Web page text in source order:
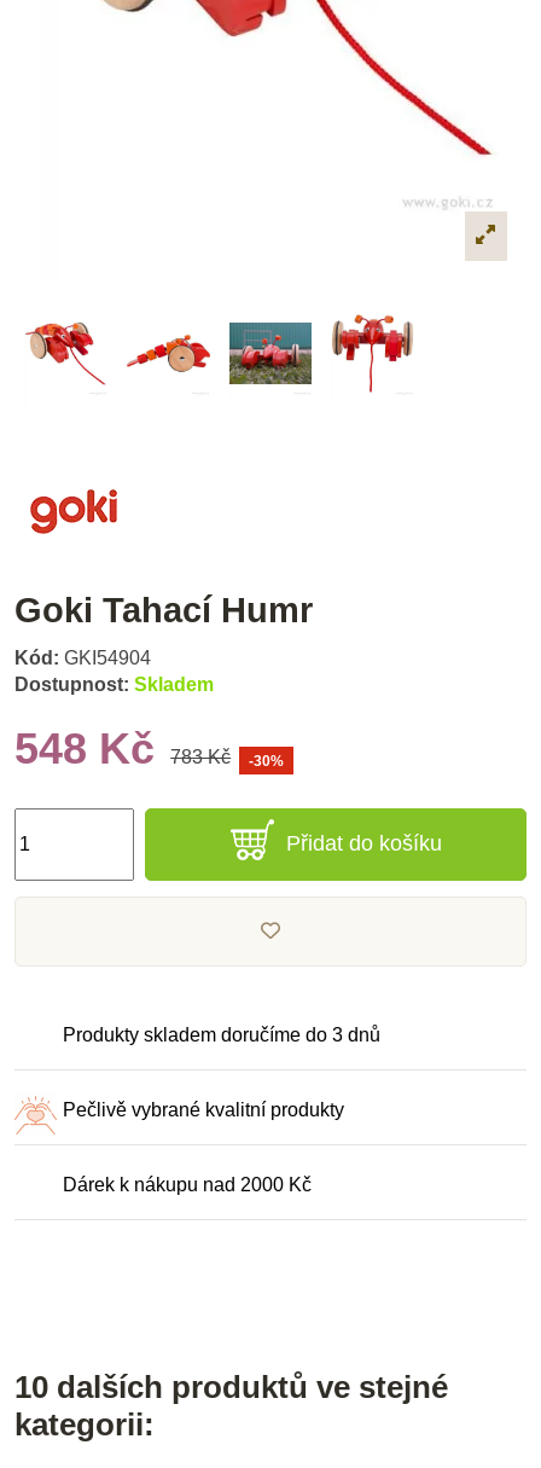
Goki Tahací Humr
Kód: GKI54904
Dostupnost: Skladem
548 Kč 783 Kč -30%
Přidat do košíku
Produkty skladem doručíme do 3 dnů
Pečlivě vybrané kvalitní produkty
Dárek k nákupu nad 2000 Kč
10 dalších produktů ve stejné
kategorii: